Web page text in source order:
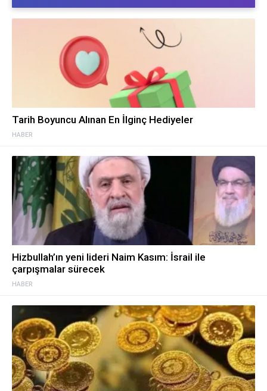
HABER
Tarih Boyuncu Alınan En İlginç Hediyeler
HABER
Hizbullah’ın yeni lideri Naim Kasım: İsrail ile
çarpışmalar sürecek